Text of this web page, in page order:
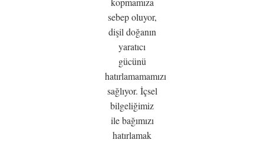
sebep oluyor,
dişil doğanın
yaratıcı
gücünü
hatırlamamamızı
sağlıyor. İçsel
bilgeliğimiz
ile bağımızı
hatırlamak